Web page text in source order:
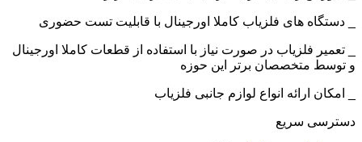
_ دستگاه های فلزیاب کاملا اورجینال با قابلیت تست حضوری
_ تعمیر فلزیاب در صورت نیاز با استفاده از قطعات کاملا اورجینال
و توسط متخصصان برتر این حوزه
_ امکان ارائه انواع لوازم جانبی فلزیاب
دسترسی سریع